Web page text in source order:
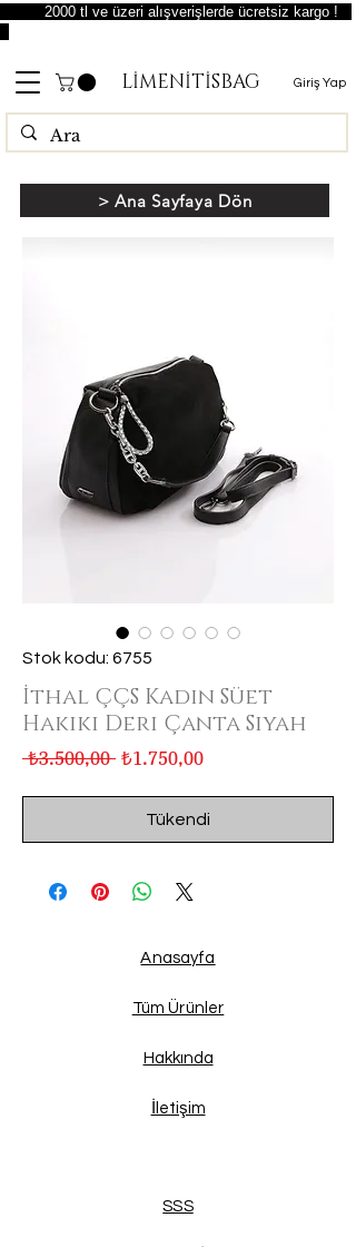
LİMENİTİSBAG Giriş Yap
2000 tl ve üzeri alışverişlerde ücretsiz kargo !
Stok kodu: 6755
İthal ÇÇS Kadın Süet
Hakiki Deri Çanta Siyah
₺3.500,00 Normal
₺1.750,00İndirimli
Tükendi
> Ana Sayfaya Dön
Anasayfa
Tüm Ürünler
Hakkında
İletişim
SSS